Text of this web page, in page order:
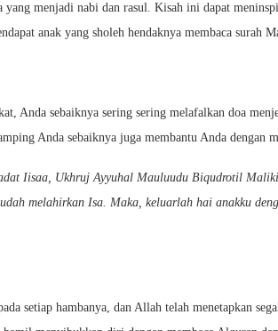
menjadi nabi dan rasul. Kisah ini dapat
anak yang sholeh hendaknya membaca surah
Anda sebaiknya sering sering melafalkan doa
Anda sebaiknya juga membantu Anda dengan
Iisaa, Ukhruj Ayyuhal Mauluudu Biqudrotil
melahirkan Isa. Maka, keluarlah hai anakku
setiap hambanya, dan Allah telah menetapkan